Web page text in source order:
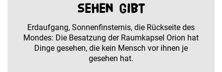
sehen gibt
Erdaufgang, Sonnenfinsternis, die Rückseite des
Mondes: Die Besatzung der Raumkapsel Orion hat
Dinge gesehen, die kein Mensch vor ihnen je
gesehen hat.